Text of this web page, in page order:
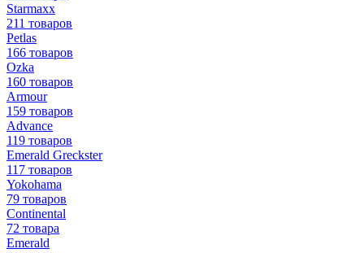
Starmaxx
211 товаров
Petlas
166 товаров
Ozka
160 товаров
Armour
159 товаров
Advance
119 товаров
Emerald Greckster
117 товаров
Yokohama
79 товаров
Continental
72 товара
Emerald